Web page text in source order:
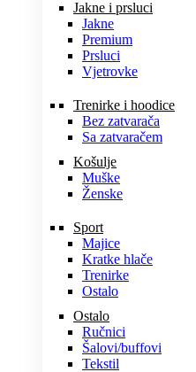
Jakne i prsluci
Jakne
Premium
Prsluci
Vjetrovke
Trenirke i hoodice
Bez zatvarača
Sa zatvaračem
Košulje
Muške
Ženske
Sport
Majice
Kratke hlače
Trenirke
Ostalo
Ostalo
Ručnici
Šalovi/buffovi
Tekstil